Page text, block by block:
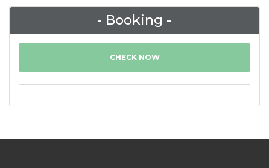
- Booking -
CHECK NOW